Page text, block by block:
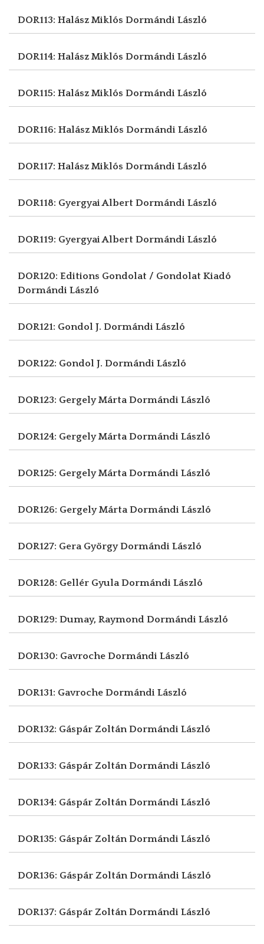
DOR113: Halász Miklós Dormándi László
DOR114: Halász Miklós Dormándi László
DOR115: Halász Miklós Dormándi László
DOR116: Halász Miklós Dormándi László
DOR117: Halász Miklós Dormándi László
DOR118: Gyergyai Albert Dormándi László
DOR119: Gyergyai Albert Dormándi László
DOR120: Editions Gondolat / Gondolat Kiadó
Dormándi László
DOR121: Gondol J. Dormándi László
DOR122: Gondol J. Dormándi László
DOR123: Gergely MártaDormándi László
DOR124: Gergely MártaDormándi László
DOR125: Gergely MártaDormándi László
DOR126: Gergely MártaDormándi László
DOR127: Gera GyörgyDormándi László
DOR128: Gellér GyulaDormándi László
DOR129: Dumay, Raymond Dormándi László
DOR130: Gavroche Dormándi László
DOR131: Gavroche Dormándi László
DOR132: Gáspár ZoltánDormándi László
DOR133: Gáspár ZoltánDormándi László
DOR134: Gáspár ZoltánDormándi László
DOR135: Gáspár ZoltánDormándi László
DOR136: Gáspár ZoltánDormándi László
DOR137: Gáspár ZoltánDormándi László